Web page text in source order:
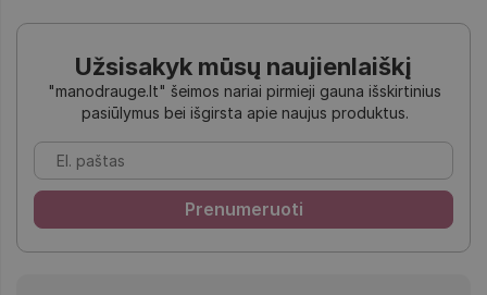
Užsisakyk mūsų naujienlaiškį
"manodrauge.lt" šeimos nariai pirmieji gauna išskirtinius
pasiūlymus bei išgirsta apie naujus produktus.